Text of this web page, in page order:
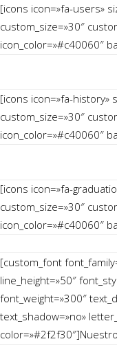
[icons icon=»fa-users»
custom_size=»30″
icon_color=»#c40060″
[icons icon=»fa-history»
custom_size=»30″
icon_color=»#c40060″
[icons icon=»fa-
custom_size=»30″
icon_color=»#c40060″
[custom_font
line_height=»50″
font_weight=»300″
text_shadow=»no»